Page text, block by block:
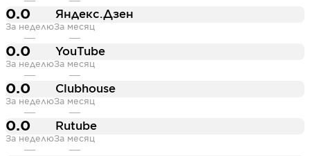
0.0 Яндекс.Дзен
За неделю
—
За месяц
—
0.0 YouTube
За неделю
—
За месяц
—
0.0 Clubhouse
За неделю
—
За месяц
—
0.0 Rutube
За неделю
—
За месяц
—